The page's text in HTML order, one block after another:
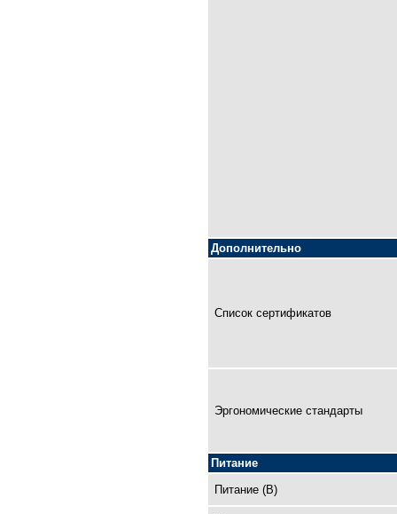
Дополнительно
Список сертификатов
Эргономические стандарты
Питание
Питание (В)